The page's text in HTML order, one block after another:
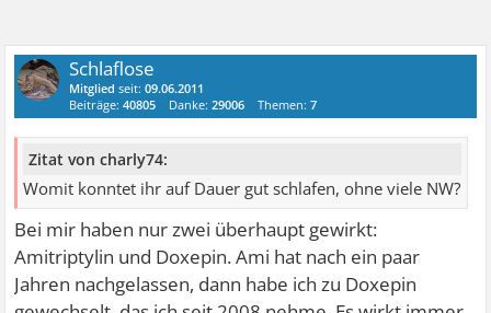
Schlaflose
Mitglied seit:09.06.2011
Beiträge:40805 Danke:29006 Themen:7
Zitat von charly74:
Womit konntet ihr auf Dauer gut schlafen, ohne viele NW?
Bei mir haben nur zwei überhaupt gewirkt:
Amitriptylin und Doxepin. Ami hat nach ein paar
Jahren nachgelassen, dann habe ich zu Doxepin